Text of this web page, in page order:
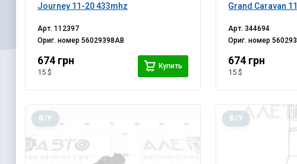
Journey 11-20 433mhz
Арт.112397
Ориг. номер56029398AB
674 грн
15 $
Купить
Grand Caravan
Арт.344694
Ориг. номер
674 грн
15 $
Б/У Б/У